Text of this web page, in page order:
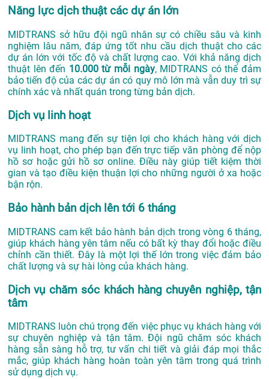
Năng lực dịch thuật các dự án lớn
MIDTRANS sở hữu đội ngũ nhân sự có chiều sâu và kinh
nghiệm lâu năm, đáp ứng tốt nhu cầu dịch thuật cho các
dự án lớn với tốc độ và chất lượng cao. Với khả năng dịch
thuật lên đến 10.000 từ mỗi ngày, MIDTRANS có thể đảm
bảo tiến độ của các dự án có quy mô lớn mà vẫn duy trì sự
chính xác và nhất quán trong từng bản dịch.
Dịch vụ linh hoạt
MIDTRANS mang đến sự tiện lợi cho khách hàng với dịch
vụ linh hoạt, cho phép bạn đến trực tiếp văn phòng để nộp
hồ sơ hoặc gửi hồ sơ online. Điều này giúp tiết kiệm thời
gian và tạo điều kiện thuận lợi cho những người ở xa hoặc
bận rộn.
Bảo hành bản dịch lên tới 6 tháng
MIDTRANS cam kết bảo hành bản dịch trong vòng 6 tháng,
giúp khách hàng yên tâm nếu có bất kỳ thay đổi hoặc điều
chỉnh cần thiết. Đây là một lợi thế lớn trong việc đảm bảo
chất lượng và sự hài lòng của khách hàng.
Dịch vụ chăm sóc khách hàng chuyên nghiệp, tận
tâm
MIDTRANS luôn chú trọng đến việc phục vụ khách hàng với
sự chuyên nghiệp và tận tâm. Đội ngũ chăm sóc khách
hàng sẵn sàng hỗ trợ, tư vấn chi tiết và giải đáp mọi thắc
mắc, giúp khách hàng hoàn toàn yên tâm trong quá trình
sử dụng dịch vụ.